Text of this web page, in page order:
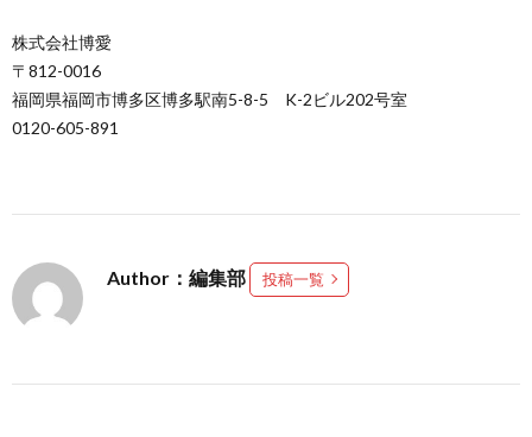
株式会社博愛
〒812-0016
福岡県福岡市博多区博多駅南5-8-5 K-2ビル202号室
0120-605-891
Author：編集部 投稿一覧